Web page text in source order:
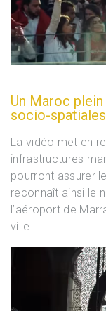
Un Maroc
socio-
La vidéo met en
infrastructures
pourront assurer
reconnaît ainsi le
l’aéroport de
ville.